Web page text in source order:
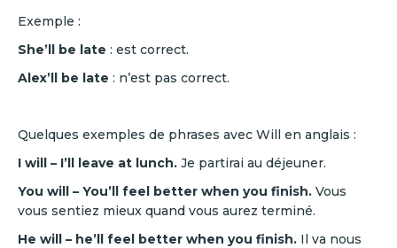
Exemple :
She’ll be late : est correct.
Alex’ll be late : n’est pas correct.
Quelques exemples de phrases avec Will en anglais :
I will – I’ll leave at lunch. Je partirai au déjeuner.
You will – You’ll feel better when you finish. Vous
vous sentiez mieux quand vous aurez terminé.
He will – he’ll feel better when you finish. Il va nous